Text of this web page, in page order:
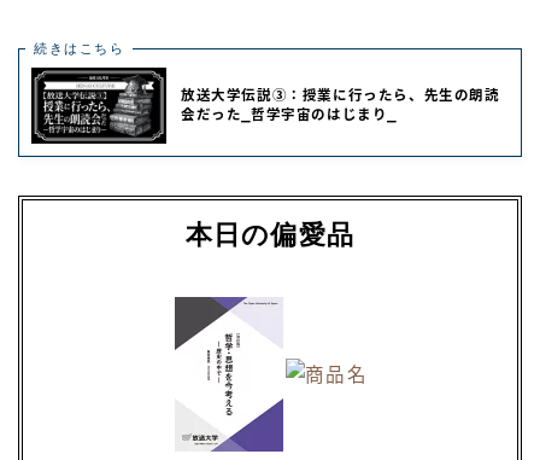
続きはこちら
放送大学伝説③：授業に行ったら、先生の朗読
会だった⎯哲学宇宙のはじまり⎯
本日の偏愛品